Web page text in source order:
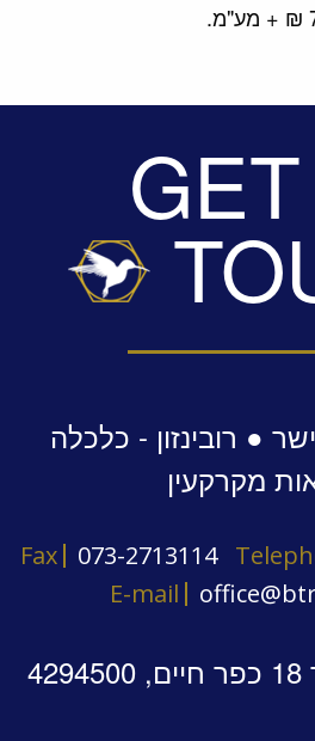
● רובינזון - כלכלה
מקרקעין
Fax 073-2713114
E-mail